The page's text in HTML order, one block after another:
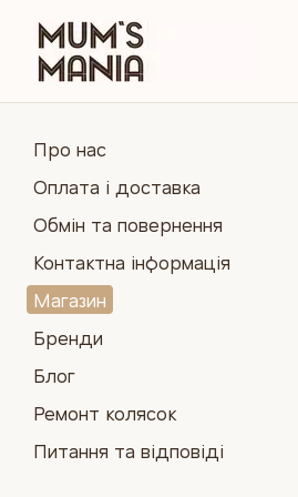
Перейти до основного контенту
Про нас
Оплата і доставка
Обмін та повернення
Контактна інформація
Магазин
Бренди
Блог
Ремонт колясок
Питання та відповіді